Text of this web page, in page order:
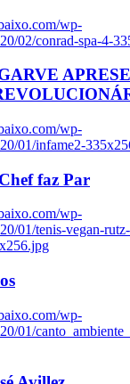
wp-
02/conrad-spa-4-
wp-
01/infame2-
faz Par
wp-
01/tenis-vegan-
wp-
01/